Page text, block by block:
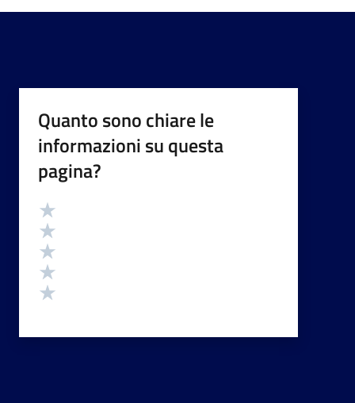
Quanto sono chiare le
informazioni su questa
pagina?
Valutazione